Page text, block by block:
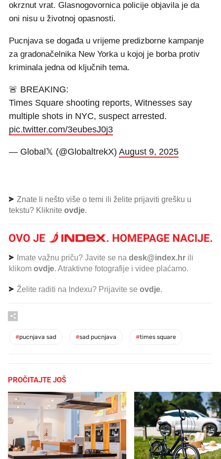
okrznut vrat. Glasnogovornica policije objavila je da
oni nisu u životnoj opasnosti.
Pucnjava se događa u vrijeme predizborne kampanje
za gradonačelnika New Yorka u kojoj je borba protiv
kriminala jedna od ključnih tema.
🚨 BREAKING:
Times Square shooting reports, Witnesses say
multiple shots in NYC, suspect arrested.
pic.twitter.com/3eubesJ0j3
— Global𝕏 (@GlobaltrekX) August 9, 2025
Znate li nešto više o temi ili želite prijaviti grešku u
tekstu? Kliknite ovdje.
Imate važnu priču? Javite se na desk@index.hr ili
klikom ovdje. Atraktivne fotografije i videe plaćamo.
Želite raditi na Indexu? Prijavite se ovdje.
#pucnjava sad #sad pucnjava #times square
PROČITAJTE JOŠ